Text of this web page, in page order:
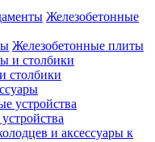
Железобетонные
Железобетонные плиты
столбики